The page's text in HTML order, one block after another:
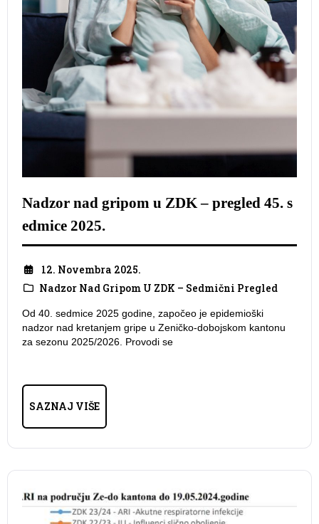
Nadzor nad gripom u ZDK – pregled 45. s
edmice 2025.
12. Novembra 2025.
Nadzor Nad Gripom U ZDK – Sedmični Pregled
Od 40. sedmice 2025 godine, započeo je epidemioški
nadzor nad kretanjem gripe u Zeničko-dobojskom kantonu
za sezonu 2025/2026. Provodi se
SAZNAJ VIŠE